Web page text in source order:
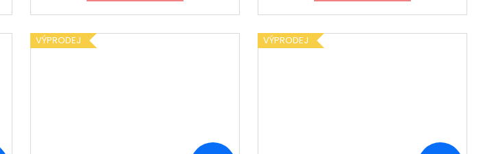
VÝPRODEJ VÝPRODEJ